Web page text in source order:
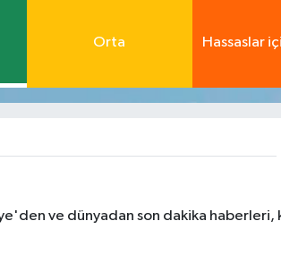
Orta Hassaslar
ve dünyadan son dakika haberleri,